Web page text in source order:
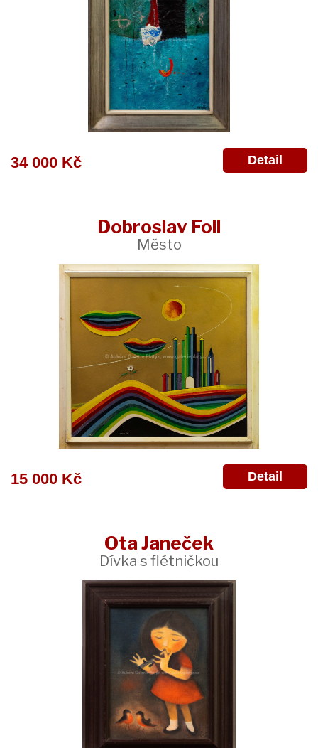
34 000 Kč Detail
Dobroslav Foll
Město
15 000 Kč Detail
Ota Janeček
Dívka s flétničkou